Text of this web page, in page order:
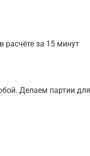
за 15 минут
Делаем партии